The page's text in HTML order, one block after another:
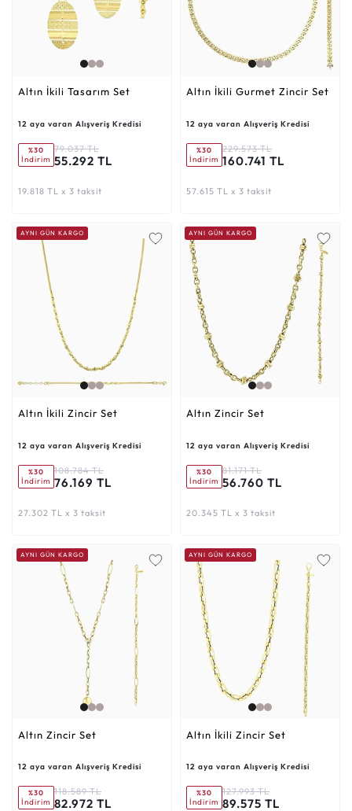
Altın İkili Tasarım Set
12 aya varan Alışveriş Kredisi
%30
İndirim
79.037 TL
55.292 TL
19.818 TL x 3 taksit
Altın İkili Gurmet Zincir Set
12 aya varan Alışveriş Kredisi
%30
İndirim
229.573 TL
160.741 TL
57.615 TL x 3 taksit
AYNI GÜN KARGO
Altın İkili Zincir Set
12 aya varan Alışveriş Kredisi
%30
İndirim
108.784 TL
76.169 TL
27.302 TL x 3 taksit
AYNI GÜN KARGO
Altın Zincir Set
12 aya varan Alışveriş Kredisi
%30
İndirim
81.171 TL
56.760 TL
20.345 TL x 3 taksit
AYNI GÜN KARGO
Altın Zincir Set
12 aya varan Alışveriş Kredisi
%30
İndirim
118.589 TL
82.972 TL
AYNI GÜN KARGO
Altın İkili Zincir Set
12 aya varan Alışveriş Kredisi
%30
İndirim
127.993 TL
89.575 TL